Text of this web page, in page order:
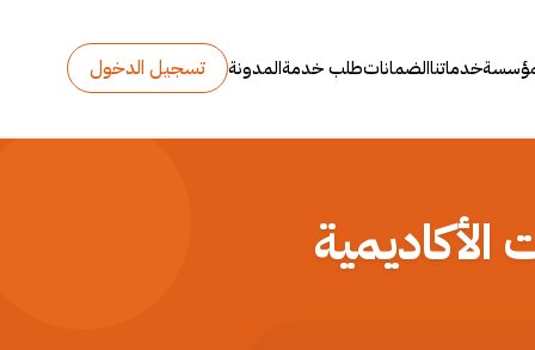
خدماتناالضماناتطلب خدمةالمدونة تسجيل الدخول